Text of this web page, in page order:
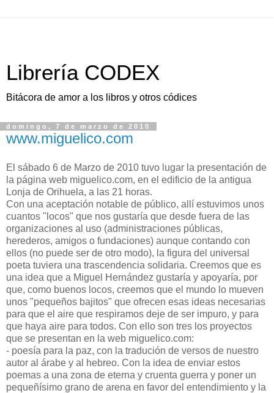
Librería CODEX
Bitácora de amor a los libros y otros códices
domingo, 7 de marzo de 2010
www.miguelico.com
El sábado 6 de Marzo de 2010 tuvo lugar la presentación de
la página web miguelico.com, en el edificio de la antigua
Lonja de Orihuela, a las 21 horas.
Con una aceptación notable de público, allí estuvimos unos
cuantos "locos" que nos gustaría que desde fuera de las
organizaciones al uso (administraciones públicas,
herederos, amigos o fundaciones) aunque contando con
ellos (no puede ser de otro modo), la figura del universal
poeta tuviera una trascendencia solidaria. Creemos que es
una idea que a Miguel Hernández gustaría y apoyaría, por
que, como buenos locos, creemos que el mundo lo mueven
unos "pequeños bajitos" que ofrecen esas ideas necesarias
para que el aire que respiramos deje de ser impuro, y para
que haya aire para todos. Con ello son tres los proyectos
que se presentan en la web miguelico.com:
- poesía para la paz, con la tradución de versos de nuestro
autor al árabe y al hebreo. Con la idea de enviar estos
poemas a una zona de eterna y cruenta guerra y poner un
pequeñísimo grano de arena en favor del entendimiento y la